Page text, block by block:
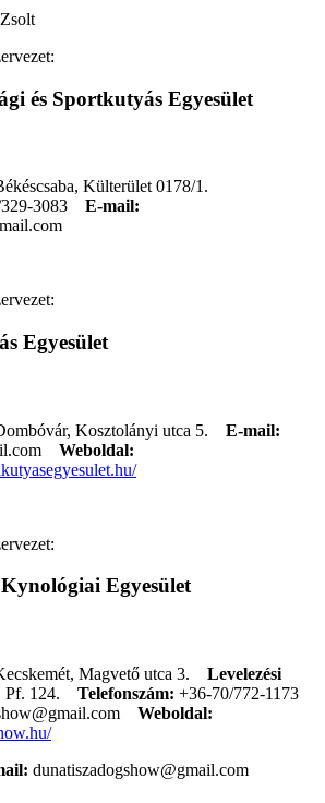
és Sportkutyás Egyesület
Külterület 0178/1.
3083
E-mail:
Egyesület
Kosztolányi utca 5. E-mail:
Weboldal:
Egyesület
Magvető utca 3. Levelezési
Pf. 124. Telefonszám: +36-70/772-1173
Weboldal:
dunatiszadogshow@gmail.com